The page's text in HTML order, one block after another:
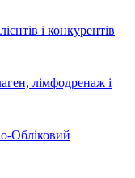
і конкурентів
лімфодренаж і
Обліковий